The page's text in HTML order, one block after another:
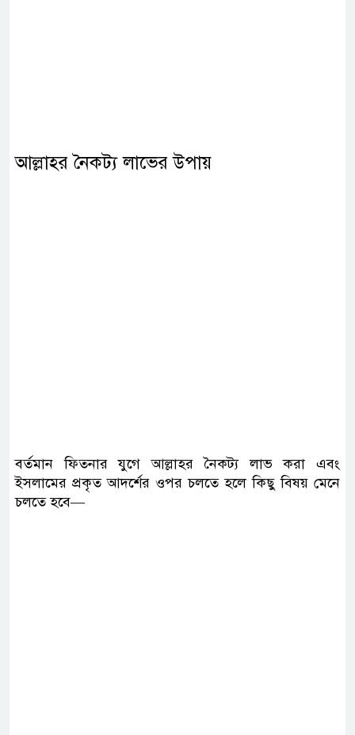
আল্লাহর নৈকট্য লাভের উপায়
বর্তমান ফিতনার যুগে আল্লাহর নৈকট্য লাভ করা এবং
ইসলামের প্রকৃত আদর্শের ওপর চলতে হলে কিছু বিষয় মেনে
চলতে হবে—